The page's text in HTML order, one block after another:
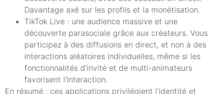
Davantage axé sur les profils et la monétisation.
TikTok Live : une audience massive et une
découverte parasociale grâce aux créateurs. Vous
participez à des diffusions en direct, et non à des
interactions aléatoires individuelles, même si les
fonctionnalités d'invité et de multi-animateurs
favorisent l'interaction.
En résumé : ces applications privilégient l’identité et